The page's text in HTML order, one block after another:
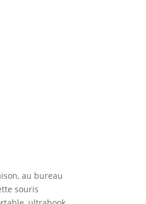
au bureau
souris